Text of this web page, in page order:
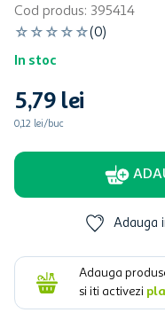
Cod produs: 395414
☆ ☆ ☆ ☆ ☆(0)
In stoc
5,79 lei
0,12 lei/buc
Adauga
Adauga
si iti activezi